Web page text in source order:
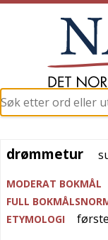
drømmetur
MODERAT BOKMÅL
FULL
ETYMOLOGI